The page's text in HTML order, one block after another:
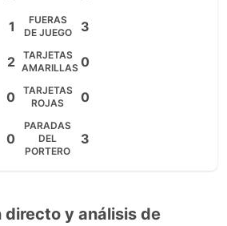
1
FUERAS
DE JUEGO
3
2
TARJETAS
AMARILLAS 0
0
TARJETAS
ROJAS
0
0
PARADAS
DEL
PORTERO
3
directo y análisis de